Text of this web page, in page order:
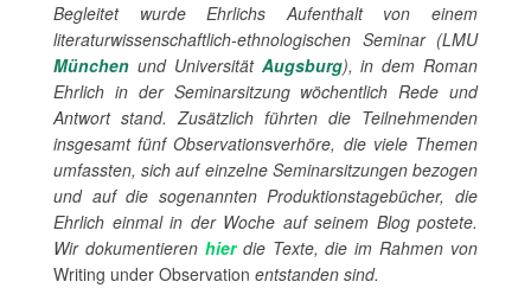
Begleitet wurde Ehrlichs Aufenthalt von einem
literaturwissenschaftlich-ethnologischen Seminar (LMU
München und Universität Augsburg), in dem Roman
Ehrlich in der Seminarsitzung wöchentlich Rede und
Antwort stand. Zusätzlich führten die Teilnehmenden
insgesamt fünf Observationsverhöre, die viele Themen
umfassten, sich auf einzelne Seminarsitzungen bezogen
und auf die sogenannten Produktionstagebücher, die
Ehrlich einmal in der Woche auf seinem Blog postete.
Wir dokumentieren hierdie Texte, die im Rahmen von
Writing under Observation entstanden sind.